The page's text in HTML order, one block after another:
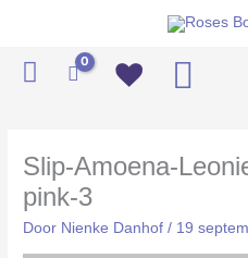
inhoud
Slip-Amoena-
pink-3
Door Nienke Danhof/ 19